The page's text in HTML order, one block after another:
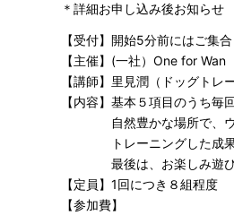
＊詳細お申し込み後お知らせ
【受付】開始5分前にはご集合
【主催】(一社）One for Wan
【講師】里見潤（ドッグトレ
【内容】基本５項目のうち毎
自然豊かな場所で、ウ
トレーニングした成果も
最後は、お楽しみ遊びの
【定員】1回につき８組程度
【参加費】